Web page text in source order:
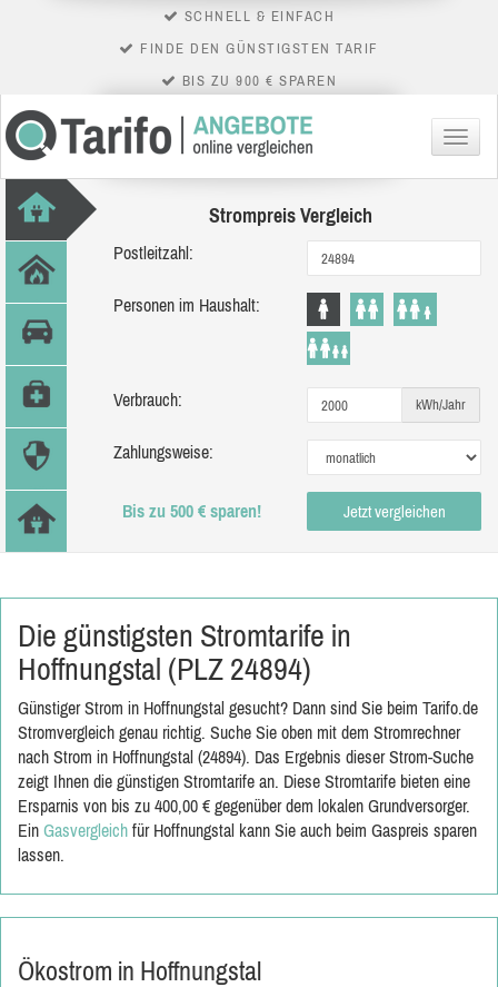
SCHNELL & EINFACH
FINDE DEN GÜNSTIGSTEN TARIF
BIS ZU 900 € SPAREN
Menü
Strompreis Vergleich
Postleitzahl:
Personen im Haushalt:
Verbrauch: kWh/Jahr
Zahlungsweise:
Bis zu 500 € sparen! Jetzt vergleichen
Die günstigsten Stromtarife in
Hoffnungstal (PLZ 24894)
Günstiger Strom in Hoffnungstal gesucht? Dann sind Sie beim Tarifo.de
Stromvergleich genau richtig. Suche Sie oben mit dem Stromrechner
nach Strom in Hoffnungstal (24894). Das Ergebnis dieser Strom-Suche
zeigt Ihnen die günstigen Stromtarife an. Diese Stromtarife bieten eine
Ersparnis von bis zu 400,00 € gegenüber dem lokalen Grundversorger.
Ein Gasvergleich für Hoffnungstal kann Sie auch beim Gaspreis sparen
lassen.
Ökostrom in Hoffnungstal